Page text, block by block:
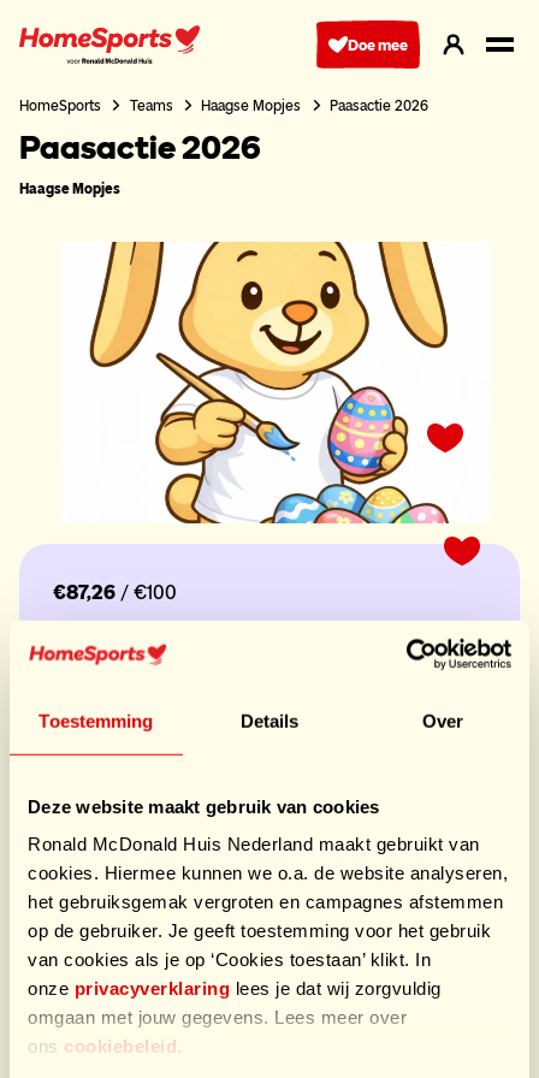
Toestemming Details Over
Deze website maakt gebruik van cookies
Ronald McDonald Huis Nederland maakt gebruikt van
cookies. Hiermee kunnen we o.a. de website analyseren,
het gebruiksgemak vergroten en campagnes afstemmen
op de gebruiker. Je geeft toestemming voor het gebruik
van cookies als je op ‘Cookies toestaan’ klikt. In
onze privacyverklaring lees je dat wij zorgvuldig
omgaan met jouw gegevens. Lees meer over
ons cookiebeleid.
naar
hoofdnavigatie
Doe mee
HomeSports Teams Haagse Mopjes Paasactie 2026
Paasactie 2026
Haagse Mopjes
€87,26 / €100
Laatste donaties
€5,69 door Nog een
€15,00 door Bestelling
€4,20
Onze paasactie!
Wij verkopen een heerlijke paasstol met spijs, chocolade
paaseitjes en een heerlijke chocolade paashaas!